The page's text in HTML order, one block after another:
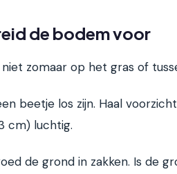
de bodem voor
zomaar op het gras of
beetje los zijn. Haal
cm) luchtig.
de grond in zakken. Is de